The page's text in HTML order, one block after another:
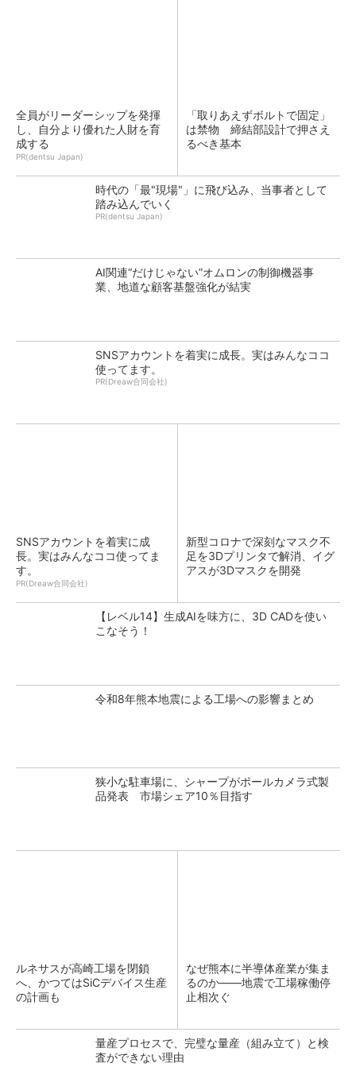
全員がリーダーシップを発揮
し、自分より優れた人財を育
成する
PR(dentsu Japan)
「取りあえずボルトで固定」
は禁物 締結部設計で押さえ
るべき基本
時代の「最"現場"」に飛び込み、当事者として
踏み込んでいく
PR(dentsu Japan)
AI関連“だけじゃない”オムロンの制御機器事
業、地道な顧客基盤強化が結実
SNSアカウントを着実に成長。実はみんなココ
使ってます。
PR(Dreaw合同会社)
SNSアカウントを着実に成
長。実はみんなココ使ってま
す。
PR(Dreaw合同会社)
新型コロナで深刻なマスク不
足を3Dプリンタで解消、イグ
アスが3Dマスクを開発
【レベル14】生成AIを味方に、3D CADを使い
こなそう！
令和8年熊本地震による工場への影響まとめ
狭小な駐車場に、シャープがポールカメラ式製
品発表 市場シェア10％目指す
ルネサスが高崎工場を閉鎖
へ、かつてはSiCデバイス生産
の計画も
なぜ熊本に半導体産業が集ま
るのか――地震で工場稼働停
止相次ぐ
量産プロセスで、完璧な量産（組み立て）と検
査ができない理由